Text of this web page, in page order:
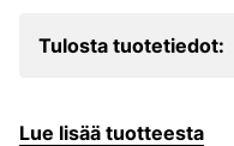
Tulosta tuotetiedot:
Lue lisää tuotteesta